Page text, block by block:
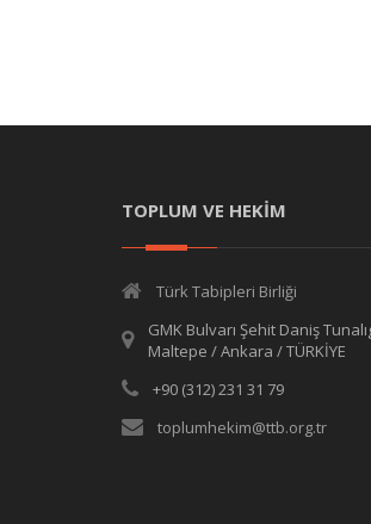
TOPLUM VE HEKİM
Türk Tabipleri Birliği
GMK Bulvarı Şehit Daniş
Maltepe / Ankara / TÜRKİYE
+90 (312) 231 31 79
toplumhekim@ttb.org.tr